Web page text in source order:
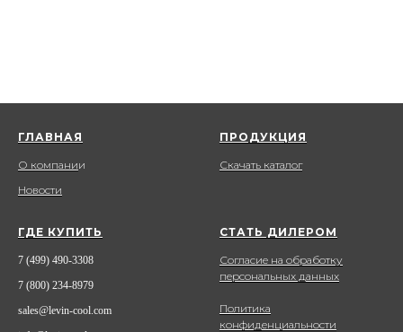
ГЛАВНАЯ
О компании
Новости
ПРОДУКЦИЯ
Скачать каталог
ГДЕ КУПИТЬ
7 (499) 490-3308
7 (800) 234-8979
sales@levin-cool.com
СТАТЬ ДИЛЕРОМ
Согласие на обработку
персональных данных
Политика
конфиденциальности